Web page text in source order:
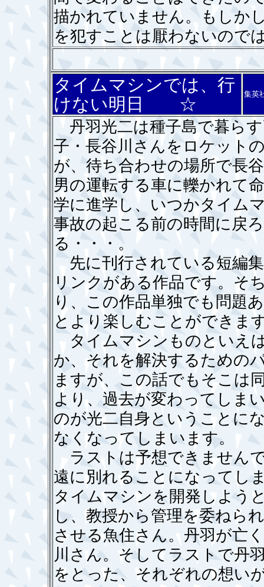
描かれていません。もしか
を犯すことは厭わないので
タイムマシンでは、行
けない明日 ☆
集英
丹羽光二は種子島で暮ら
子・長谷川さんをロケット
が、待ち合わせの場所で長
男の運転する車に轢かれて
学に進学し、いつかタイム
事故の起こる前の時間に戻
る・・・。
先に刊行されている短編
リンクがある作品です。そ
り、この作品単独でも問題
とより楽しむことができま
タイムマシンものといえ
か、それを解決するための
ますが、この話でもそこは
より、過去が変わってしま
のが光二自身ということに
なくなってしまいます。
ラストは予想できません
遠に別れることになってし
タイムマシンを開発しよう
し、教授から管理を委ねら
させる魚住さん。丹羽が亡
川さん。そしてラストで丹
をとった、それぞれの想い